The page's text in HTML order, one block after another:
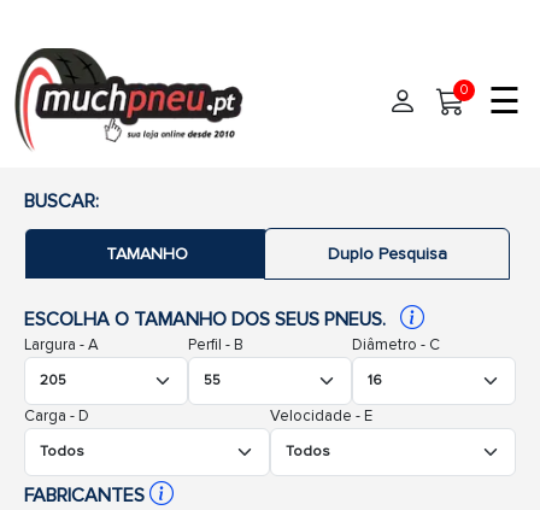
Início
Pneus de carro
Pneus 4x4
Pneus de moto
Pneus de Van
Pneus de caminhão
Marcas
Oficinas de Pneus
Ajuda
Contato
0 ☰
BUSCAR:
TAMANHO Duplo Pesquisa
ESCOLHA O TAMANHO DOS SEUS PNEUS.
Largura - A Perfil - B Diâmetro - C
Carga - D Velocidade - E
FABRICANTES